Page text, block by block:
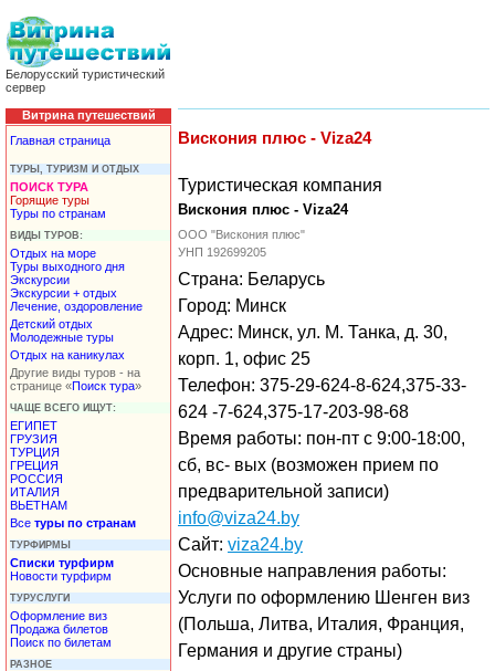
Белорусский туристический
сервер
Витрина путешествий
Главная страница
ТУРЫ, ТУРИЗМ И ОТДЫХ
ПОИСК ТУРА
Горящие туры
Туры по странам
ВИДЫ ТУРОВ:
Отдых на море
Туры выходного дня
Экскурсии
Экскурсии + отдых
Лечение, оздоровление
Детский отдых
Молодежные туры
Отдых на каникулах
Другие виды туров - на
странице «Поиск тура»
ЧАЩЕ ВСЕГО ИЩУТ:
ЕГИПЕТ
ГРУЗИЯ
ТУРЦИЯ
ГРЕЦИЯ
РОССИЯ
ИТАЛИЯ
ВЬЕТНАМ
Все туры по странам
ТУРФИРМЫ
Списки турфирм
Новости турфирм
ТУРУСЛУГИ
Оформление виз
Продажа билетов
Поиск по билетам
РАЗНОЕ
Вискония плюс - Viza24
Туристическая компания
Вискония плюс - Viza24
ООО "Вискония плюс"
УНП 192699205
Страна: Беларусь
Город: Минск
Адрес: Минск, ул. М. Танка, д. 30,
корп. 1, офис 25
Телефон: 375-29-624-8-624,375-33-
624 -7-624,375-17-203-98-68
Время работы: пон-пт с 9:00-18:00,
сб, вс- вых (возможен прием по
предварительной записи)
info@viza24.by
Сайт: viza24.by
Основные направления работы:
Услуги по оформлению Шенген виз
(Польша, Литва, Италия, Франция,
Германия и другие страны)